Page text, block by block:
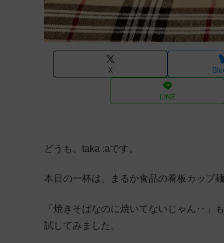
X
LINE
どうも、taka :aです。
本日の一杯は、まるか食品の看板カップ麺
「焼きそばなのに焼いてないじゃん‥」
試してみました。